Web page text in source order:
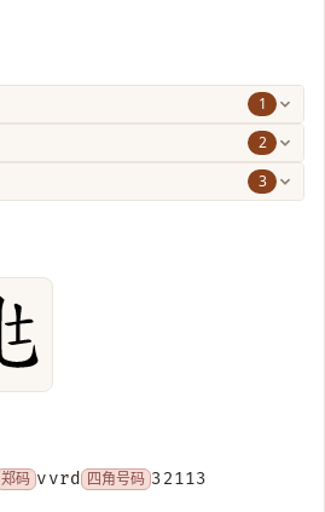
1
2
3
郑码 vvrd 四角号码 32113